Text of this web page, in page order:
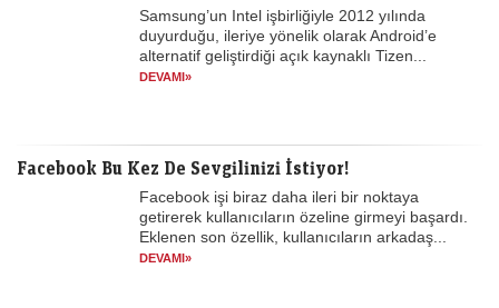
Samsung’un Intel işbirliğiyle 2012 yılında
duyurduğu, ileriye yönelik olarak Android’e
alternatif geliştirdiği açık kaynaklı Tizen...
DEVAMI»
Facebook Bu Kez De Sevgilinizi İstiyor!
Facebook işi biraz daha ileri bir noktaya
getirerek kullanıcıların özeline girmeyi başardı.
Eklenen son özellik, kullanıcıların arkadaş...
DEVAMI»